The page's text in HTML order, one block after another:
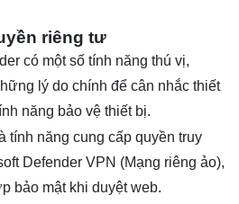
riêng tư
có một số tính năng thú vị,
lý do chính để cân nhắc thiết
năng bảo vệ thiết bị.
tính năng cung cấp quyền truy
Defender VPN (Mạng riêng ảo),
bảo mật khi duyệt web.